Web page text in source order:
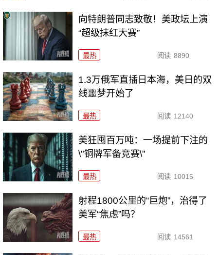
向特朗普同志致敬！美政坛上演
“超级抹红大赛”
最热 阅读 8890
1.3万俄军直插日本海，美日的双
线噩梦开始了
最热 阅读 12140
美狂囤百万吨：一场提前下注的
\"铜牌军备竞赛\"
最热 阅读 10015
射程1800公里的“巨炮”，治得了
美军“焦虑”吗？
最热 阅读 14561